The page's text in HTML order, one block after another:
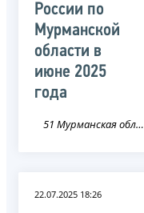
России по
Мурманской
области в
июне 2025
года
51 Мурманская область
22.07.2025 18:26